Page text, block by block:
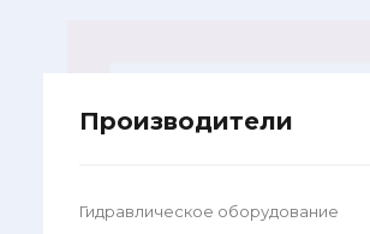
Производители
Гидравлическое оборудование